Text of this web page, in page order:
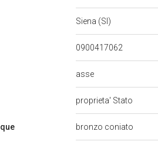
Siena (SI)
0900417062
asse
proprieta' Stato
bronzo coniato